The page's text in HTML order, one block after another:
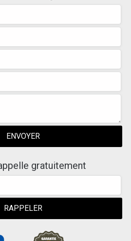
gratuitement